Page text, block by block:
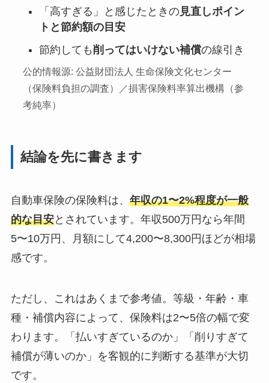
「高すぎる」と感じたときの見直しポイン
トと節約額の目安
節約しても削ってはいけない補償の線引き
公的情報源: 公益財団法人 生命保険文化センター
（保険料負担の調査）／損害保険料率算出機構（参
考純率）
結論を先に書きます
自動車保険の保険料は、 年収の1〜2%程度が一般
的な目安とされています。年収500万円なら年間
5〜10万円、月額にして4,200〜8,300円ほどが相場
感です。
ただし、これはあくまで参考値。等級・年齢・車
種・補償内容によって、保険料は2〜5倍の幅で変
わります。「払いすぎているのか」「削りすぎて
補償が薄いのか」を客観的に判断する基準が大切
です。